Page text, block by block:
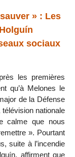
» : Les
sociaux
les premières
qu’à Melones le
de la Défense
nationale
calme que nous
». Pourtant
suite à l’incendie
affirment que